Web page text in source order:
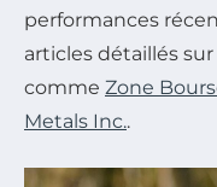
performances
articles détaillés
comme Zone
Metals Inc..